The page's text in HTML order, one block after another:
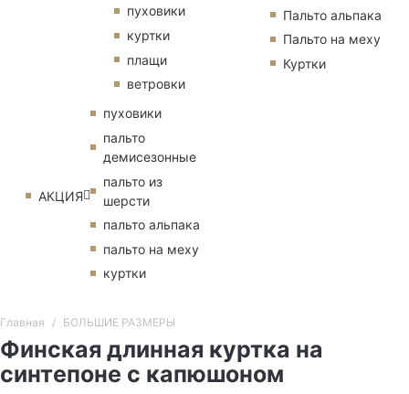
пуховики
куртки
плащи
ветровки
АКЦИЯ
пуховики
пальто
демисезонные
пальто из
шерсти
пальто альпака
пальто на меху
куртки
Пальто альпака
Пальто на меху
Куртки
Главная БОЛЬШИЕ РАЗМЕРЫ
Финская длинная куртка на
синтепоне с капюшоном